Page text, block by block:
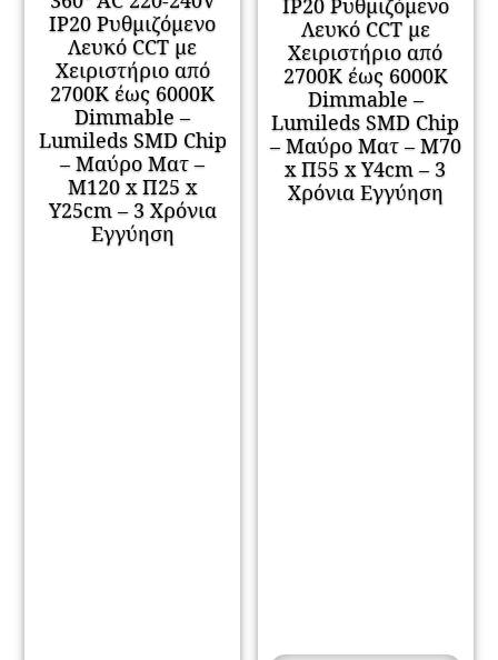
IP20 Ρυθμιζόμενο
Λευκό CCT με
Χειριστήριο από
2700K έως 6000K
Dimmable –
Lumileds SMD Chip
– Μαύρο Ματ –
Μ120 x Π25 x
Υ25cm – 3 Χρόνια
Εγγύηση
IP20 Ρυθμιζόμενο
Λευκό CCT με
Χειριστήριο από
2700K έως 6000K
Dimmable –
Lumileds SMD Chip
– Μαύρο Ματ – Μ70
x Π55 x Υ4cm – 3
Χρόνια Εγγύηση